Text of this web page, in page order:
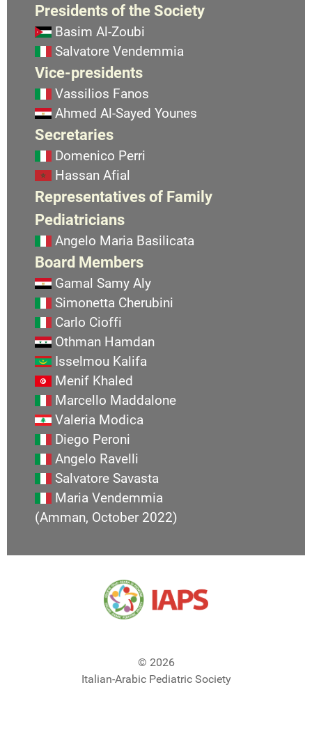
Presidents of the Society
Basim Al-Zoubi
Salvatore Vendemmia
Vice-presidents
Vassilios Fanos
Ahmed Al-Sayed Younes
Secretaries
Domenico Perri
Hassan Afial
Representatives of Family
Pediatricians
Angelo Maria Basilicata
Board Members
Gamal Samy Aly
Simonetta Cherubini
Carlo Cioffi
Othman Hamdan
Isselmou Kalifa
Menif Khaled
Marcello Maddalone
Valeria Modica
Diego Peroni
Angelo Ravelli
Salvatore Savasta
Maria Vendemmia
(Amman, October 2022)
© 2026
Italian-Arabic Pediatric Society